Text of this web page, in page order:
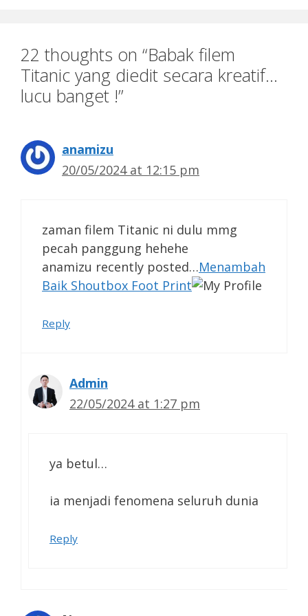
22 thoughts on “Babak filem
Titanic yang diedit secara kreatif…
lucu banget !”
anamizu
20/05/2024 at 12:15 pm
zaman filem Titanic ni dulu mmg
pecah panggung hehehe
anamizu recently posted…Menambah
Baik Shoutbox Foot Print
Reply
Admin
22/05/2024 at 1:27 pm
ya betul…
ia menjadi fenomena seluruh dunia
Reply